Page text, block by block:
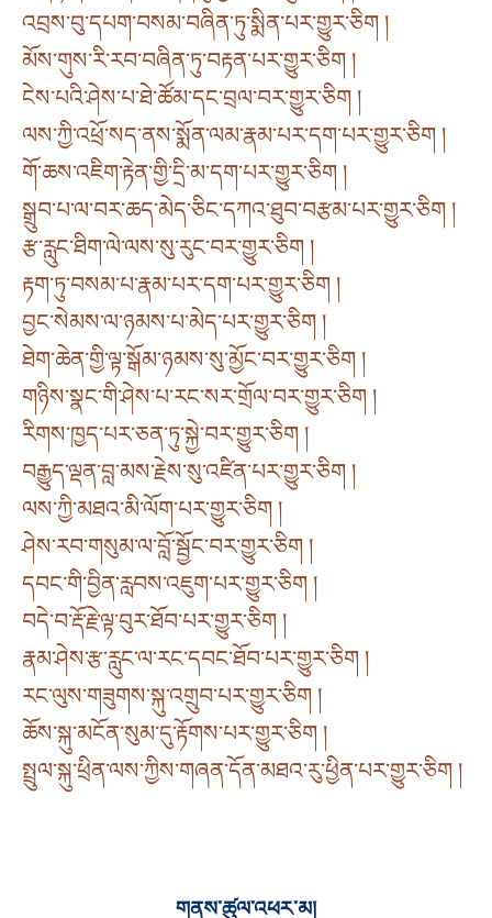
འབྲས་བུ་དཔག་བསམ་བཞིན་ཏུ་སྨིན་པར་གྱུར་ཅིག །
མོས་གུས་རི་རབ་བཞིན་ཏུ་བརྟན་པར་གྱུར་ཅིག །
ངེས་པའི་ཤེས་པ་ཐེ་ཚོམ་དང་བྲལ་བར་གྱུར་ཅིག །
ལས་ཀྱི་འཕྲོ་སད་ནས་སྨོན་ལམ་རྣམ་པར་དག་པར་གྱུར་ཅིག །
གོ་ཆས་འཇིག་རྟེན་གྱི་དྲི་མ་དག་པར་གྱུར་ཅིག །
སྒྲུབ་པ་ལ་བར་ཆད་མེད་ཅིང་དཀའ་ཐུབ་བརྩམ་པར་གྱུར་ཅིག །
རྩ་རླུང་ཐིག་ལེ་ལས་སུ་རུང་བར་གྱུར་ཅིག །
རྟག་ཏུ་བསམ་པ་རྣམ་པར་དག་པར་གྱུར་ཅིག །
བྱང་སེམས་ལ་ཉམས་པ་མེད་པར་གྱུར་ཅིག །
ཐེག་ཆེན་གྱི་ལྟ་སྒོམ་ཉམས་སུ་མྱོང་བར་གྱུར་ཅིག །
གཉིས་སྣང་གི་ཤེས་པ་རང་སར་གྲོལ་བར་གྱུར་ཅིག །
རིགས་ཁྱད་པར་ཅན་ཏུ་སྐྱེ་བར་གྱུར་ཅིག །
བརྒྱུད་ལྡན་བླ་མས་རྗེས་སུ་འཛིན་པར་གྱུར་ཅིག །
ལས་ཀྱི་མཐའ་མི་ལོག་པར་གྱུར་ཅིག །
ཤེས་རབ་གསུམ་ལ་བློ་སྦྱོང་བར་གྱུར་ཅིག །
དབང་གི་བྱིན་རླབས་འཇུག་པར་གྱུར་ཅིག །
བདེ་བ་རྡོ་རྗེ་ལྟ་བུར་ཐོབ་པར་གྱུར་ཅིག །
རྣམ་ཤེས་རྩ་རླུང་ལ་རང་དབང་ཐོབ་པར་གྱུར་ཅིག །
རང་ལུས་གཟུགས་སྐུ་འགྲུབ་པར་གྱུར་ཅིག །
ཆོས་སྐུ་མངོན་སུམ་དུ་རྟོགས་པར་གྱུར་ཅིག །
སྤྲུལ་སྐུ་ཕྲིན་ལས་ཀྱིས་གཞན་དོན་མཐའ་རུ་ཕྱིན་པར་གྱུར་ཅིག །
གནས་ཚུལ་འཕར་མ།